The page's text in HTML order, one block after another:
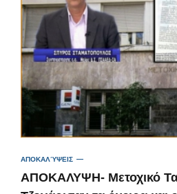
ΑΠΟΚΑΛΎΨΕΙΣ
ΑΠΟΚΑΛΥΨΗ- Μετοχικό